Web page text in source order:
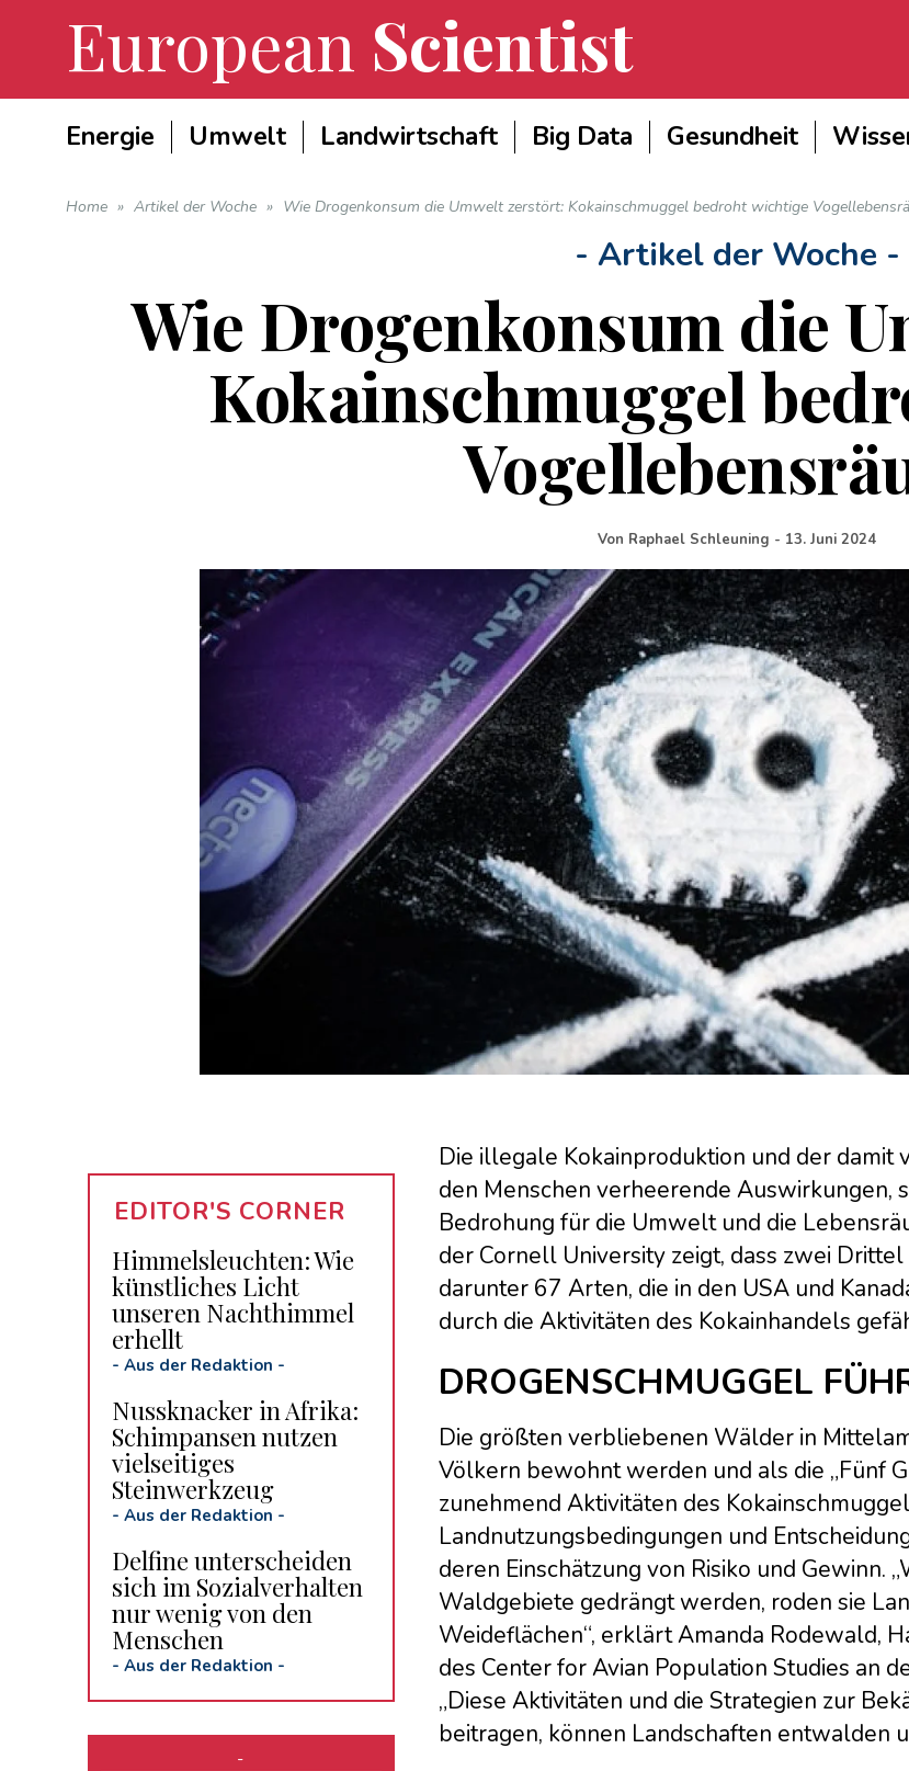
European Scientist
Energie Umwelt Landwirtschaft Big Data Gesundheit
Home » Artikel der Woche » Wie Drogenkonsum die Umwelt zerstört: Kokainschmuggel bedroht wichtige
- Artikel der Woche -
Wie Drogenkonsum die
Kokainschmuggel
Von Raphael Schleuning - 13. Juni 2024
Die illegale Kokainproduktion und der
den Menschen verheerende Auswirkungen,
Bedrohung für die Umwelt und die
der Cornell University zeigt, dass zwei
darunter 67 Arten, die in den USA und
durch die Aktivitäten des Kokainhandels
DROGENSCHMUGGEL
Die größten verbliebenen Wälder in
Völkern bewohnt werden und als die „Fünf
zunehmend Aktivitäten des
Landnutzungsbedingungen und
deren Einschätzung von Risiko und Gewinn.
Waldgebiete gedrängt werden, roden sie
Weideflächen“, erklärt Amanda Rodewald,
des Center for Avian Population Studies an
„Diese Aktivitäten und die Strategien zur
beitragen, können Landschaften entwalden
EDITOR'S CORNER
Himmelsleuchten: Wie
künstliches Licht
unseren Nachthimmel
erhellt
- Aus der Redaktion -
Nussknacker in Afrika:
Schimpansen nutzen
vielseitiges
Steinwerkzeug
- Aus der Redaktion -
Delfine unterscheiden
sich im Sozialverhalten
nur wenig von den
Menschen
- Aus der Redaktion -
-